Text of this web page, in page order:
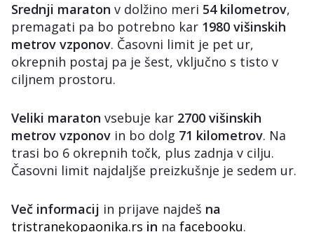
Srednji maraton v dolžino meri 54 kilometrov,
premagati pa bo potrebno kar 1980 višinskih
metrov vzponov. Časovni limit je pet ur,
okrepnih postaj pa je šest, vključno s tisto v
ciljnem prostoru.
Veliki maraton vsebuje kar 2700 višinskih
metrov vzponov in bo dolg 71 kilometrov. Na
trasi bo 6 okrepnih točk, plus zadnja v cilju.
Časovni limit najdaljše preizkušnje je sedem ur.
Več informacij in prijave najdeš na
tristranekopaonika.rs in na facebooku.